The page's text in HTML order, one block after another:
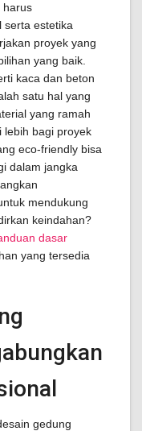
harus
serta estetika
proyek yang
yang baik.
kaca dan beton
satu hal yang
yang ramah
lebih bagi proyek
eco-friendly bisa
dalam jangka
mendukung
keindahan?
dasar
yang tersedia
gedung